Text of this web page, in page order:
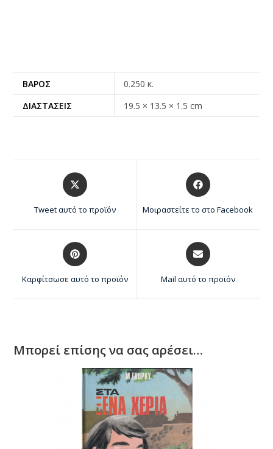
ΒΆΡΟΣ
0.250 κ.
ΔΙΑΣΤΆΣΕΙΣ
19.5 × 13.5 × 1.5 cm
Tweet αυτό το προϊόν Μοιραστείτε το στο Facebook
Καρφίτσωσε αυτό το προϊόν Mail αυτό το προϊόν
Μπορεί επίσης να σας αρέσει…